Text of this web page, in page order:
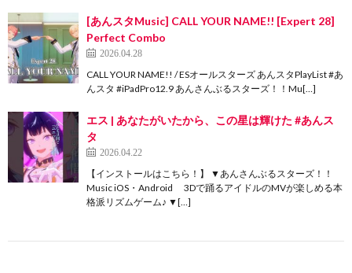
[あんスタMusic] CALL YOUR NAME!! [Expert 28]
Perfect Combo
2026.04.28
CALL YOUR NAME!! / ESオールスターズ あんスタPlayList #あ
んスタ #iPadPro12.9 あんさんぶるスターズ！！Mu[…]
エス | あなたがいたから、この星は輝けた #あんス
タ
2026.04.22
【インストールはこちら！】 ▼あんさんぶるスターズ！！
Music iOS・Android 3Dで踊るアイドルのMVが楽しめる本
格派リズムゲーム♪ ▼[…]